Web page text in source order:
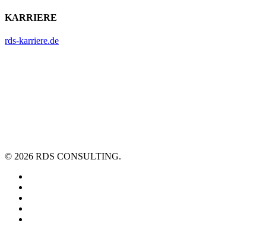
KARRIERE
rds-karriere.de
© 2026 RDS CONSULTING.